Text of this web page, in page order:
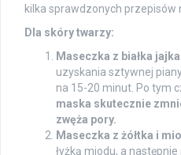
kilka sprawdzonych przepisów
Dla skóry twarzy:
Maseczka z białka jajka
uzyskania sztywnej
na 15-20 minut. Po tym
maska skutecznie
zwęża pory.
Maseczka z żółtka i
łyżką miodu, a